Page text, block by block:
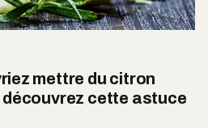
mettre du citron
cette astuce